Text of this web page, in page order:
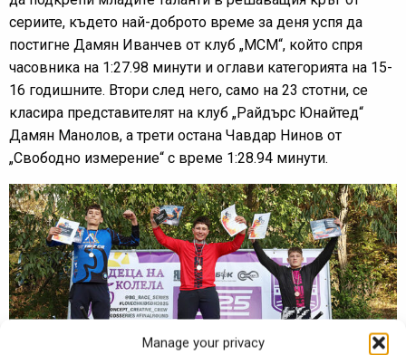
Manage your privacy
сериите, където най-доброто време за деня успя да
постигне Дамян Иванчев от клуб „МСМ“, който спря
часовника на 1:27.98 минути и оглави категорията на 15-
16 годишните. Втори след него, само на 23 стотни, се
класира представителят на клуб „Райдърс Юнайтед“
Дамян Манолов, а трети остана Чавдар Нинов от
„Свободно измерение“ с време 1:28.94 минути.